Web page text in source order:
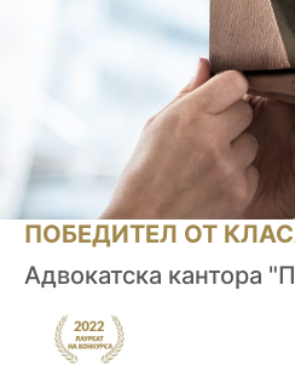
ПОБЕДИТЕЛ ОТ
Адвокатска кантора